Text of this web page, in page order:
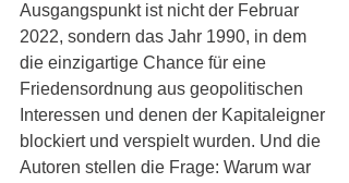
Ausgangspunkt ist nicht der Februar
2022, sondern das Jahr 1990, in dem
die einzigartige Chance für eine
Friedensordnung aus geopolitischen
Interessen und denen der Kapitaleigner
blockiert und verspielt wurden. Und die
Autoren stellen die Frage: Warum war